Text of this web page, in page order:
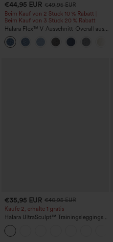
€44,95 EUR €49,95 EUR
Beim Kauf von 2 Stück 10 % Rabatt |
Beim Kauf von 3 Stück 20 % Rabatt
Halara Flex™ V-Ausschnitt-Overall aus
gewaschenem Denim mit Taschen –
lässig
€35,95 EUR €40,95 EUR
Kaufe 2, erhalte 1 gratis
Halara UltraSculpt™ Trainingsleggings
mit hohem Bund – raffende Push-up-
Po-Form, Bauchkontrolle, Taschen und
formende Passform